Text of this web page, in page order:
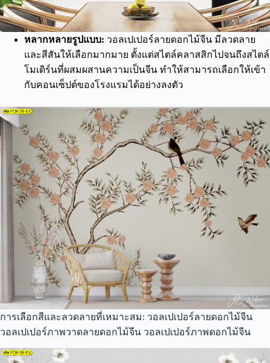
หลากหลายรูปแบบ: วอลเปเปอร์ลายดอกไม้จีน มีลวดลาย
และสีสันให้เลือกมากมาย ตั้งแต่สไตล์คลาสสิกไปจนถึงสไตล์
โมเดิร์นที่ผสมผสานความเป็นจีน ทำให้สามารถเลือกให้เข้า
กับคอนเซ็ปต์ของโรงแรมได้อย่างลงตัว
การเลือกสีและลวดลายที่เหมาะสม: วอลเปเปอร์ลายดอกไม้จีน
วอลเปเปอร์ภาพวาดลายดอกไม้จีน วอลเปเปอร์ภาพดอกไม้จีน